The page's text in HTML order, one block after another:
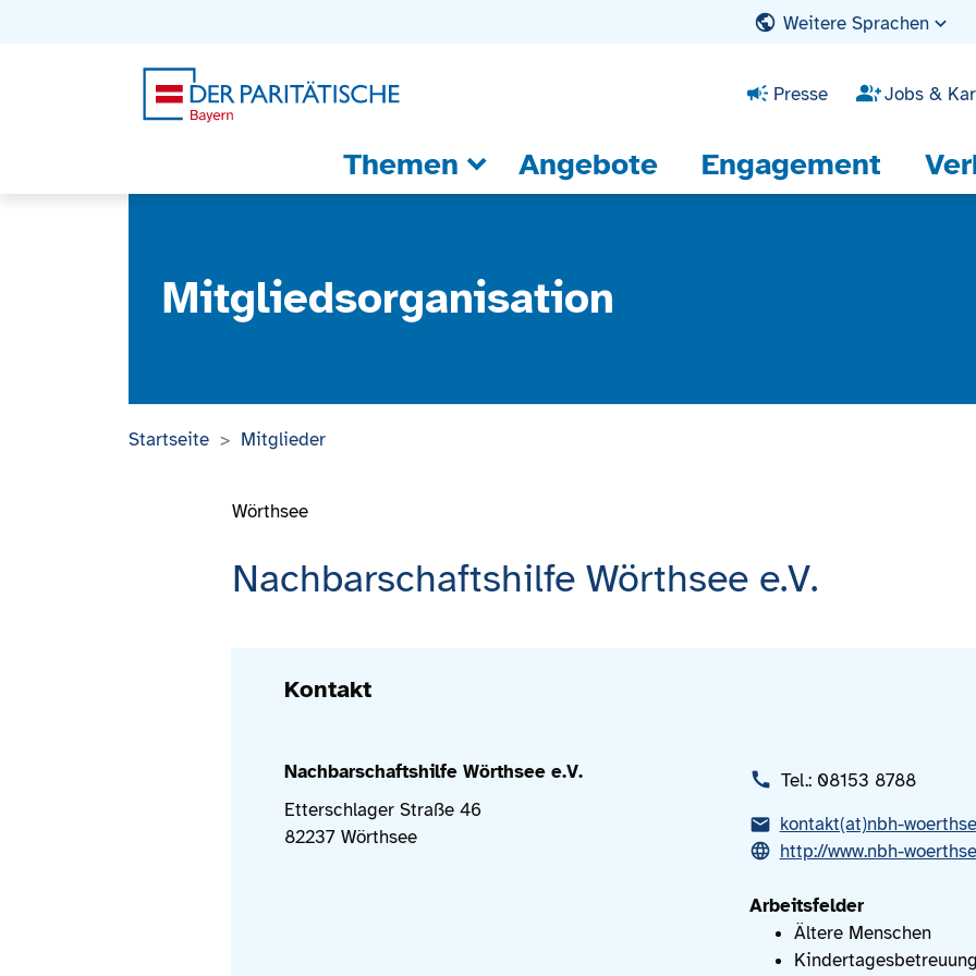
Weitere Sprachen
Presse Jobs &
Themen Angebote Engagement
Mitgliedsorganisation
Startseite Mitglieder
Nachbarschaftshilfe Wörthsee e.V.
Wörthsee
Kontakt
Nachbarschaftshilfe Wörthsee e.V.
Etterschlager Straße 46
82237 Wörthsee
Tel.: 08153 8788
kontakt(at)nbh-
http://www.nbh-
Arbeitsfelder
Ältere Menschen
Kindertagesbetreuung